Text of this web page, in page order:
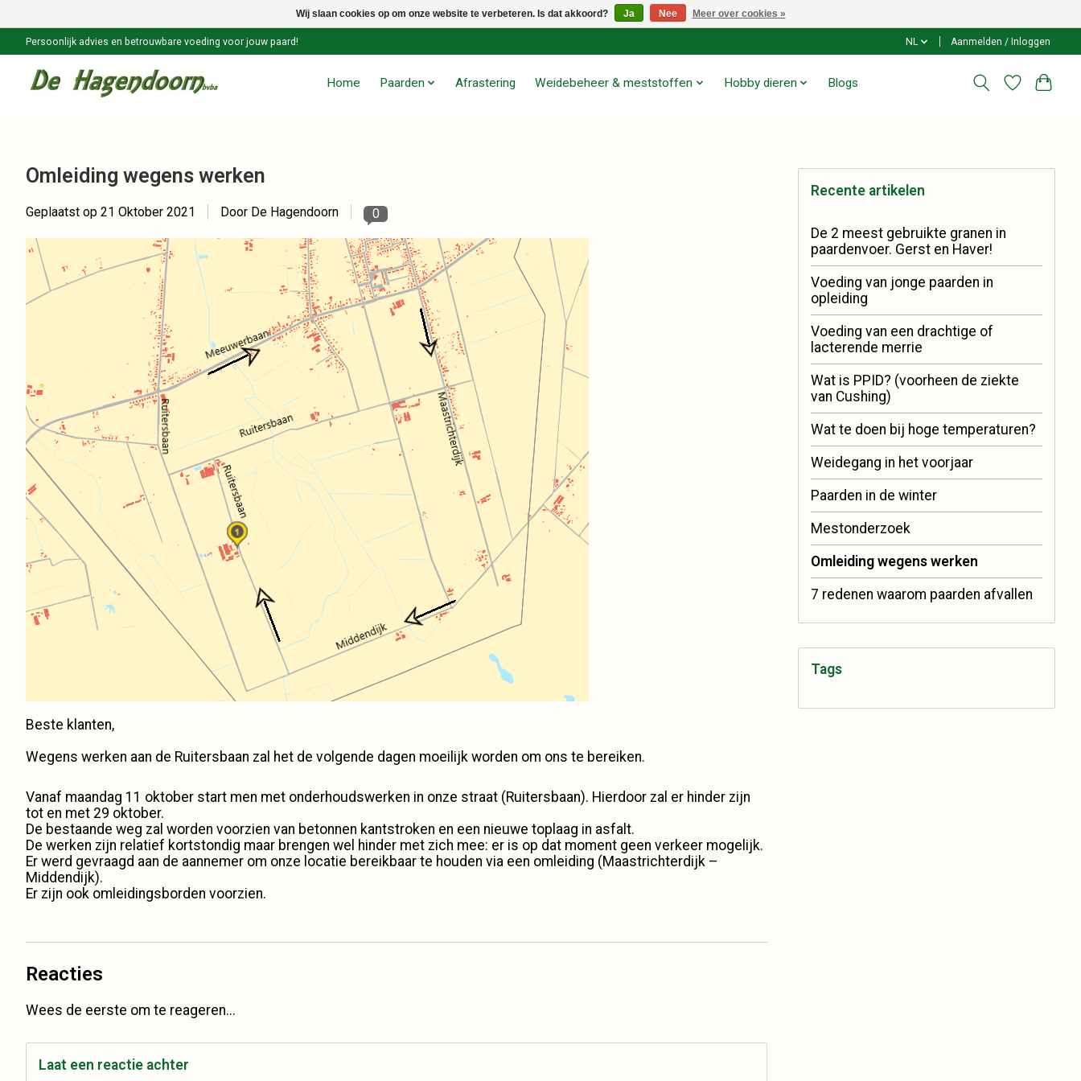
Persoonlijk advies en betrouwbare voeding voor jouw paard! NL Aanmelden / Inloggen
Home Paarden Afrastering Weidebeheer & meststoffen Hobby dieren Blogs
Omleiding wegens werken
Geplaatst op 21 Oktober 2021 Door De Hagendoorn 0
Beste klanten,
Wegens werken aan de Ruitersbaan zal het de volgende dagen moeilijk worden om ons te bereiken.
Vanaf maandag 11 oktober start men met onderhoudswerken in onze straat (Ruitersbaan). Hierdoor zal er hinder zijn
tot en met 29 oktober.
De bestaande weg zal worden voorzien van betonnen kantstroken en een nieuwe toplaag in asfalt.
De werken zijn relatief kortstondig maar brengen wel hinder met zich mee: er is op dat moment geen verkeer mogelijk.
Er werd gevraagd aan de aannemer om onze locatie bereikbaar te houden via een omleiding (Maastrichterdijk –
Middendijk).
Er zijn ook omleidingsborden voorzien.
Reacties
Wees de eerste om te reageren...
Laat een reactie achter
Recente artikelen
De 2 meest gebruikte granen in
paardenvoer. Gerst en Haver!
Voeding van jonge paarden in
opleiding
Voeding van een drachtige of
lacterende merrie
Wat is PPID? (voorheen de ziekte
van Cushing)
Wat te doen bij hoge temperaturen?
Weidegang in het voorjaar
Paarden in de winter
Mestonderzoek
Omleiding wegens werken
7 redenen waarom paarden afvallen
Tags
Wij slaan cookies op om onze website te verbeteren. Is dat akkoord? Ja Nee Meer over cookies »